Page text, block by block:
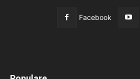
Facebook